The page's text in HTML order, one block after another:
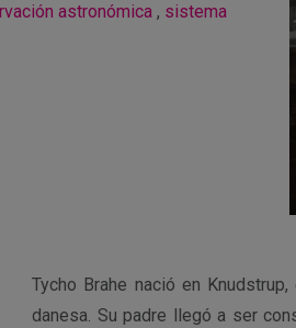
astronómica , sistema
Tycho Brahe nació en
danesa. Su padre llegó a ser